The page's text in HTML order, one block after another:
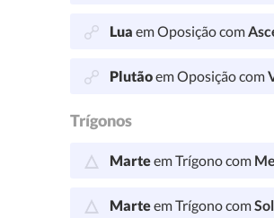
Lua em Oposição com
Plutãoem Oposição com
Trígonos
Marteem Trígono com
Marteem Trígono comSol